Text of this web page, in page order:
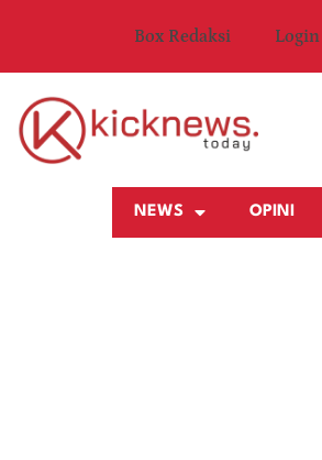
Box Redaksi Login
NEWS OPINI